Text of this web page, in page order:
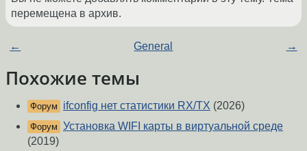
перемещена в архив.
← General →
Похожие темы
Форум ifconfig нет статистики RX/TX (2026)
Форум Установка WIFI карты в виртуальной среде
(2019)